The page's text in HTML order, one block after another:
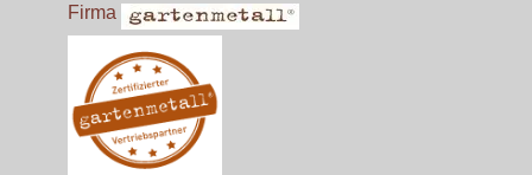
Firma